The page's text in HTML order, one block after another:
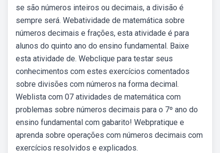
se são números inteiros ou decimais, a divisão é
sempre será. Webatividade de matemática sobre
números decimais e frações, esta atividade é para
alunos do quinto ano do ensino fundamental. Baixe
esta atividade de. Webclique para testar seus
conhecimentos com estes exercícios comentados
sobre divisões com números na forma decimal.
Weblista com 07 atividades de matemática com
problemas sobre números decimais para o 7º ano do
ensino fundamental com gabarito! Webpratique e
aprenda sobre operações com números decimais com
exercícios resolvidos e explicados.